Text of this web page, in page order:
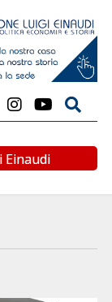
Einaudi